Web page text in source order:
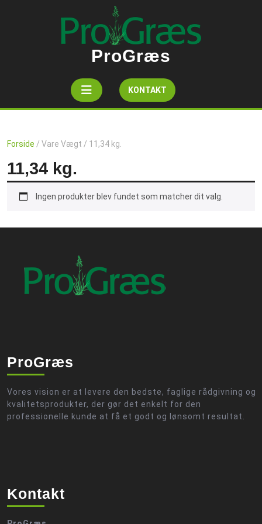
ProGræs
OpenKONTAKTGet
A
Forside / Vare Vægt / 11,34 kg.
11,34 kg.
Ingen produkter blev fundet som matcher dit valg.
ProGræs
Vores vision er at levere den bedste, faglige rådgivning og
kvalitetsprodukter, der gør det enkelt for den
professionelle kunde at få et godt og lønsomt resultat.
Kontakt